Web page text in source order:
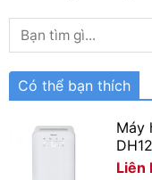
Có thể bạn thích
Máy
Liên